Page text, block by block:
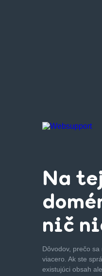
Na
nič
Dôvodov, prečo
viacero. Ak ste
existujúci obsah